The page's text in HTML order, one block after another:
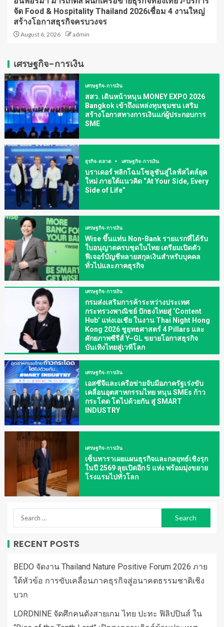
จัด Food & Hospitality Thailand 2026เชื่อม 4 งานใหญ่
สร้างโอกาสธุรกิจครบวงจร
August 6, 2026 admin
เศรษฐกิจ-การเงิน
เศรษฐกิจ-การเงิน
สสว. เดินหน้าหนุน MONEY EXPO 2026
Bangkok เข้าถึงแหล่งทุนชุมชน เสริม
สร้างโอกาสทางการเงินแก่ผู้ประกอบการ
SME
ธุรกิจ-ตลาด เศรษฐกิจ-การเงิน
บราเดอร์ พลิกโฉมโซลูชันสู่ไลฟ์สไตล์ยุค
ใหม่ ภายใต้แนวคิด “At Your Side, Every
Side of Life”
เศรษฐกิจ-การเงิน
Wise ขึ้นแท่น Non-Bank รายแรกที่ได้รับ
ใบอนุญาตครบชุดในไทย เตรียมเปิดตัว
ฟีเจอร์บัญชีหลายสกุลเงินสำหรับบุคคล
ทั่วไปและภาคธุรกิจ
เศรษฐกิจ-การเงิน
กรมส่งเสริมการค้าระหว่างประเทศ
กระทรวงพาณิชย์ ปักธงไทยสู่ ‘Content
Hub’ แห่งเอเชีย ในงาน Thai Night Hong
Kong 2026 ชูยุทธศาสตร์ 4 Pillars และ
ศักยภาพซีรีส์ Y–GL ขยายโอกาสธุรกิจ
บันเทิงไทยสู่เวทีโลก
เศรษฐกิจ-การเงิน
เอสซีจีและเครือข่ายจับมือภาครัฐเร่งขับ
เคลื่อนอุตสาหกรรมไทย หนุน SMEs ก้าว
กระโดด โตไปด้วยกัน สู่ SMART
INDUSTRY
เศรษฐกิจ-การเงิน
เซ็นทาราเผยแผนธุรกิจและกลยุทธ์เชิงรุก
ในปี 2569 ลุยเปิดอีก 5 แห่ง พร้อมมุ่งขยาย
โรงแรมไปทั่วโลก
RECENT POSTS
BEDO จัดงาน Thailand Nature Positive Forum 2026 ภาย
ใต้หัวข้อ การขับเคลื่อนภาคธุรกิจสู่อนาคตธรรมชาติเชิง
บวก
LORDNINE จัดศึกคนดังสายเกม ไทย ปะทะ ฟิลิปปินส์ ใน